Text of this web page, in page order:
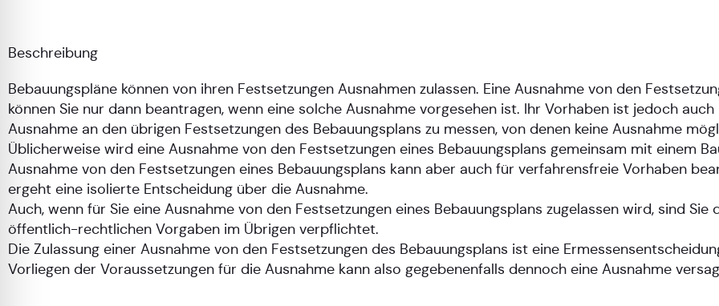
Beschreibung
Bebauungspläne können von ihren Festsetzungen Ausnahmen zulassen. Eine Ausnahme von den
können Sie nur dann beantragen, wenn eine solche Ausnahme vorgesehen ist. Ihr Vorhaben ist jedoch
Ausnahme an den übrigen Festsetzungen des Bebauungsplans zu messen, von denen keine Ausnahme
Üblicherweise wird eine Ausnahme von den Festsetzungen eines Bebauungsplans gemeinsam mit einem
Ausnahme von den Festsetzungen eines Bebauungsplans kann aber auch für verfahrensfreie Vorhaben
ergeht eine isolierte Entscheidung über die Ausnahme.
Auch, wenn für Sie eine Ausnahme von den Festsetzungen eines Bebauungsplans zugelassen wird, sind Sie
öffentlich-rechtlichen Vorgaben im Übrigen verpflichtet.
Die Zulassung einer Ausnahme von den Festsetzungen des Bebauungsplans ist eine
Vorliegen der Voraussetzungen für die Ausnahme kann also gegebenenfalls dennoch eine Ausnahme